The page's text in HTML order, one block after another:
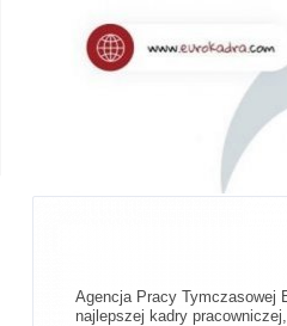
Agencja Pracy Tymczasowej
najlepszej kadry